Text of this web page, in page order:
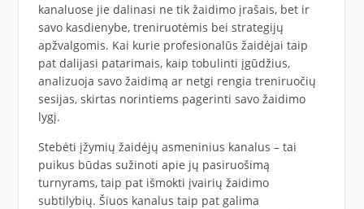
kanaluose jie dalinasi ne tik žaidimo įrašais, bet ir
savo kasdienybe, treniruotėmis bei strategijų
apžvalgomis. Kai kurie profesionalūs žaidėjai taip
pat dalijasi patarimais, kaip tobulinti įgūdžius,
analizuoja savo žaidimą ar netgi rengia treniruočių
sesijas, skirtas norintiems pagerinti savo žaidimo
lygį.
Stebėti įžymių žaidėjų asmeninius kanalus – tai
puikus būdas sužinoti apie jų pasiruošimą
turnyrams, taip pat išmokti įvairių žaidimo
subtilybių. Šiuos kanalus taip pat galima